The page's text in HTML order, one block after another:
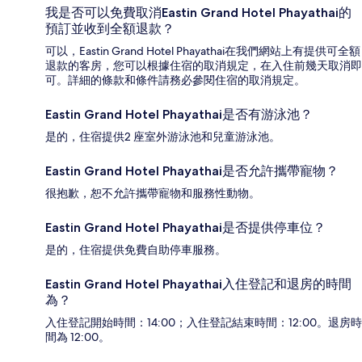
我是否可以免費取消Eastin Grand Hotel Phayathai的
預訂並收到全額退款？
可以，Eastin Grand Hotel Phayathai在我們網站上有提供可全額
退款的客房，您可以根據住宿的取消規定，在入住前幾天取消即
可。詳細的條款和條件請務必參閱住宿的取消規定。
Eastin Grand Hotel Phayathai是否有游泳池？
是的，住宿提供2 座室外游泳池和兒童游泳池。
Eastin Grand Hotel Phayathai是否允許攜帶寵物？
很抱歉，恕不允許攜帶寵物和服務性動物。
Eastin Grand Hotel Phayathai是否提供停車位？
是的，住宿提供免費自助停車服務。
Eastin Grand Hotel Phayathai入住登記和退房的時間
為？
入住登記開始時間：14:00；入住登記結束時間：12:00。退房時
間為 12:00。